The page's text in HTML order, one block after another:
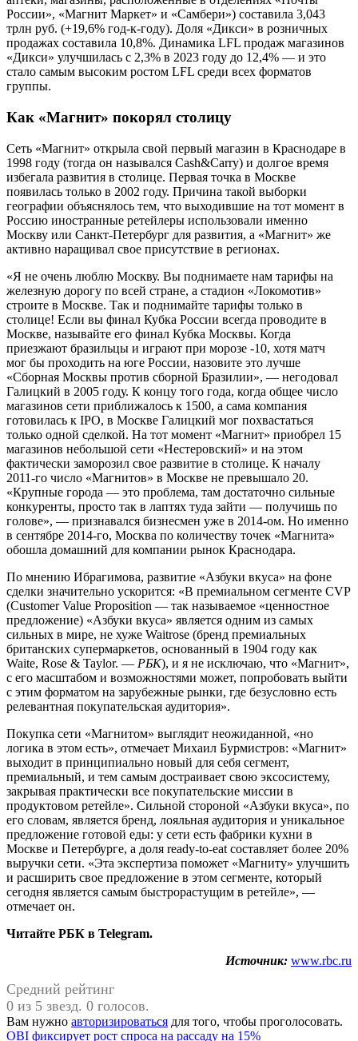
России», «Магнит Маркет» и «Самбери») составила 3,043
трлн руб. (+19,6% год-к-году). Доля «Дикси» в розничных
продажах составила 10,8%. Динамика LFL продаж магазинов
«Дикси» улучшилась с 2,3% в 2023 году до 12,4% — и это
стало самым высоким ростом LFL среди всех форматов
группы.
Как «Магнит» покорял столицу
Сеть «Магнит» открыла свой первый магазин в Краснодаре в
1998 году (тогда он назывался Cash&Carry) и долгое время
избегала развития в столице. Первая точка в Москве
появилась только в 2002 году. Причина такой выборки
географии объяснялось тем, что выходившие на тот момент в
Россию иностранные ретейлеры использовали именно
Москву или Санкт-Петербург для развития, а «Магнит» же
активно наращивал свое присутствие в регионах.
«Я не очень люблю Москву. Вы поднимаете нам тарифы на
железную дорогу по всей стране, а стадион «Локомотив»
строите в Москве. Так и поднимайте тарифы только в
столице! Если вы финал Кубка России всегда проводите в
Москве, называйте его финал Кубка Москвы. Когда
приезжают бразильцы и играют при морозе -10, хотя матч
мог бы проходить на юге России, назовите это лучше
«Сборная Москвы против сборной Бразилии», — негодовал
Галицкий в 2005 году. К концу того года, когда общее число
магазинов сети приближалось к 1500, а сама компания
готовилась к IPO, в Москве Галицкий мог похвастаться
только одной сделкой. На тот момент «Магнит» приобрел 15
магазинов небольшой сети «Нестеровский» и на этом
фактически заморозил свое развитие в столице. К началу
2011-го число «Магнитов» в Москве не превышало 20.
«Крупные города — это проблема, там достаточно сильные
конкуренты, просто так в лаптях туда зайти — получишь по
голове», — признавался бизнесмен уже в 2014-ом. Но именно
в сентябре 2014-го, Москва по количеству точек «Магнита»
обошла домашний для компании рынок Краснодара.
По мнению Ибрагимова, развитие «Азбуки вкуса» на фоне
сделки значительно ускорится: «В премиальном сегменте CVP
(Customer Value Proposition — так называемое «ценностное
предложение) «Азбуки вкуса» является одним из самых
сильных в мире, не хуже Waitrose (бренд премиальных
британских супермаркетов, основанный в 1904 году как
Waite, Rose & Taylor. — РБК), и я не исключаю, что «Магнит»,
с его масштабом и возможностями может, попробовать выйти
с этим форматом на зарубежные рынки, где безусловно есть
релевантная покупательская аудитория».
Покупка сети «Магнитом» выглядит неожиданной, «но
логика в этом есть», отмечает Михаил Бурмистров: «Магнит»
выходит в принципиально новый для себя сегмент,
премиальный, и тем самым достраивает свою эксосистему,
закрывая практически все покупательские миссии в
продуктовом ретейле». Сильной стороной «Азбуки вкуса», по
его словам, является бренд, лояльная аудитория и уникальное
предложение готовой еды: у сети есть фабрики кухни в
Москве и Петербурге, а доля ready-to-eat составляет более 20%
выручки сети. «Эта экспертиза поможет «Магниту» улучшить
и расширить свое предложение в этом сегменте, который
сегодня является самым быстрорастущим в ретейле», —
отмечает он.
Читайте РБК в Telegram.
Источник: www.rbc.ru
Средний рейтинг
0 из 5 звезд. 0 голосов.
Вам нужно авторизироваться для того, чтобы проголосовать.
Предыдущая
OBI фиксирует рост спроса на рассаду на 15%